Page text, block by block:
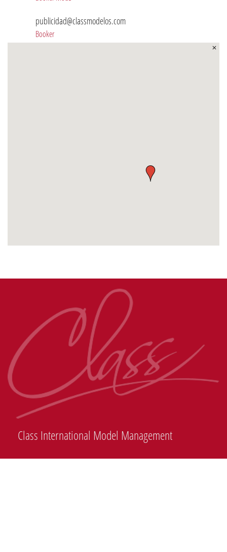
publicidad@classmodelos.com
Booker
Class International Model Management